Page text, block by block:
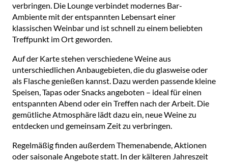
verbringen. Die Lounge verbindet modernes Bar-
Ambiente mit der entspannten Lebensart einer
klassischen Weinbar und ist schnell zu einem beliebten
Treffpunkt im Ort geworden.
Auf der Karte stehen verschiedene Weine aus
unterschiedlichen Anbaugebieten, die du glasweise oder
als Flasche genießen kannst. Dazu werden passende kleine
Speisen, Tapas oder Snacks angeboten – ideal für einen
entspannten Abend oder ein Treffen nach der Arbeit. Die
gemütliche Atmosphäre lädt dazu ein, neue Weine zu
entdecken und gemeinsam Zeit zu verbringen.
Regelmäßig finden außerdem Themenabende, Aktionen
oder saisonale Angebote statt. In der kälteren Jahreszeit